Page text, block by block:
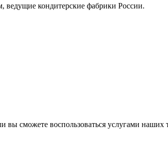
ведущие кондитерские фабрики России.
сможете воспользоваться услугами наших